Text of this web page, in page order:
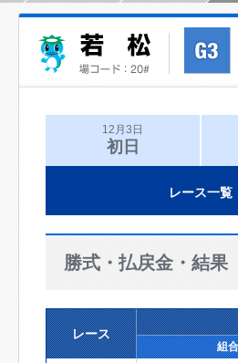
12月3日
初日
レース一覧
勝式・払戻金・結果
レース
組